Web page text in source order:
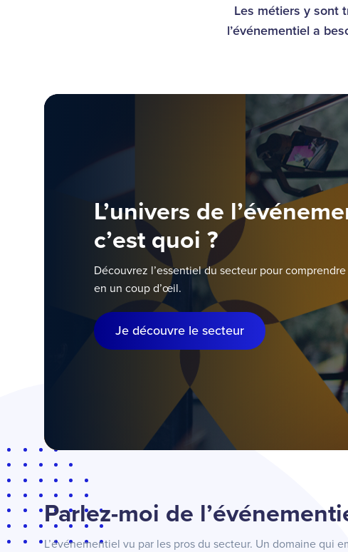
Les métiers y sont
l’événementiel a
L’univers de
c’est quoi ?
Découvrez l’essentiel du secteur pour
en un coup d’œil.
Je découvre le secteur
Parlez-moi de
L’événementiel vu par les pros du secteur. Un domaine qui